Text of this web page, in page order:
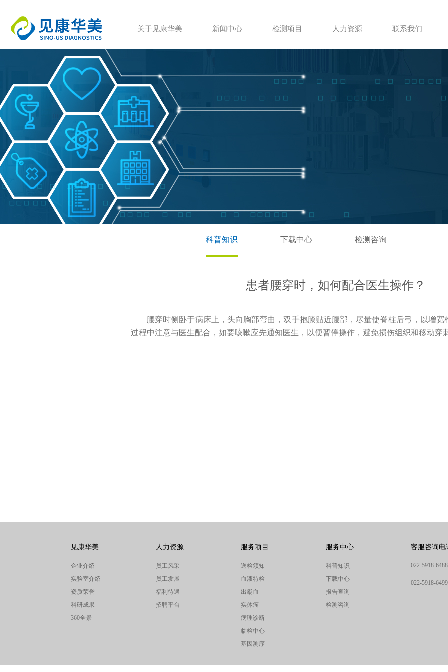
关于见康华美 新闻中心 检测项目 人力资源 联系我们
科普知识 下载中心 检测咨询
患者腰穿时，如何配合医生操作？
腰穿时侧卧于病床上，头向胸部弯曲，双手抱膝贴近腹部，尽量使脊柱后弓，以增
过程中注意与医生配合，如要咳嗽应先通知医生，以便暂停操作，避免损伤组织和移动穿
见康华美
企业介绍
实验室介绍
资质荣誉
科研成果
360全景
人力资源
员工风采
员工发展
福利待遇
招聘平台
服务项目
送检须知
血液特检
出凝血
实体瘤
病理诊断
临检中心
基因测序
服务中心
科普知识
下载中心
报告查询
检测咨询
客服咨询电
022-5918-6488
022-5918-6499